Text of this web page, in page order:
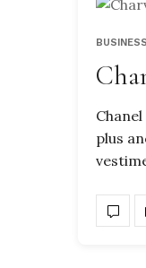
BUSINESS
plus